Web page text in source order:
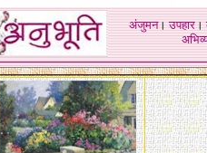
अंजुमन।उपहार।